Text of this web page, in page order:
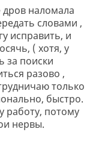
наломала
словами ,
исправить, и
( хотя, у
за поиски
разово ,
только
быстро.
работу, потому
нервы.